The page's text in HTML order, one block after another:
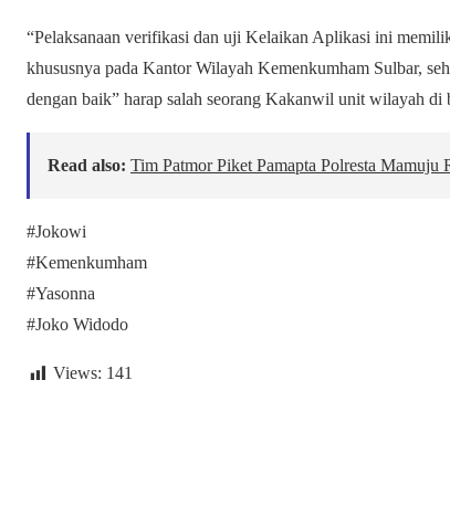
“Pelaksanaan verifikasi dan uji Kelaikan Aplikasi ini
khususnya pada Kantor Wilayah Kemenkumham Sulbar,
dengan baik” harap salah seorang Kakanwil unit wilayah
Read also: Tim Patmor Piket Pamapta Polresta
#Jokowi
#Kemenkumham
#Yasonna
#Joko Widodo
Views: 141